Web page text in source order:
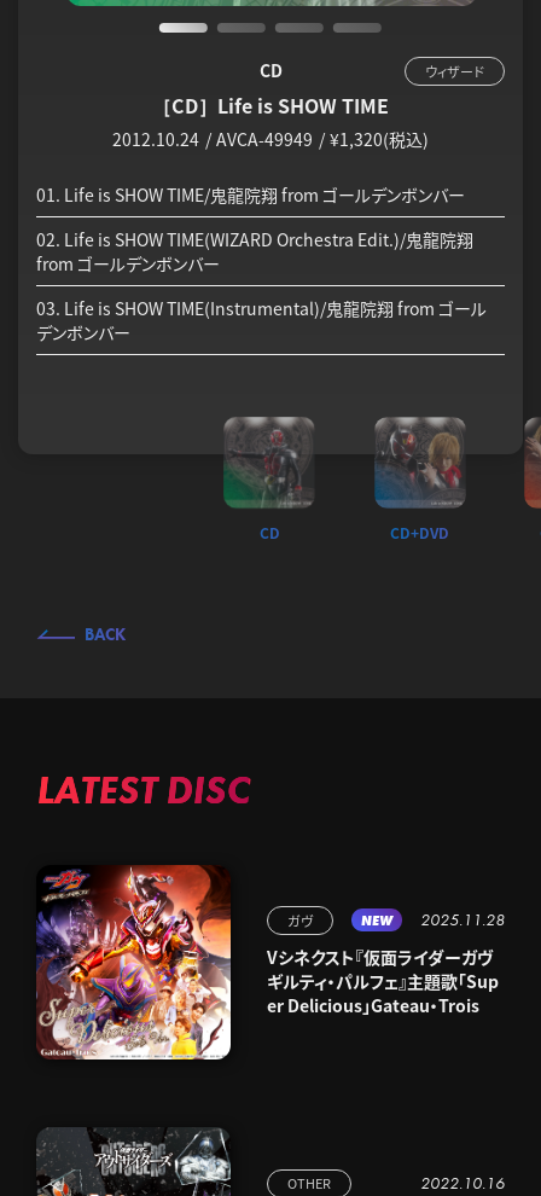
ウィザード
CD
［CD］Life is SHOW TIME
2012.10.24 AVCA-49949 ¥1,320(税込)
01. Life is SHOW TIME/鬼龍院翔 from ゴールデンボンバー
02. Life is SHOW TIME(WIZARD Orchestra Edit.)/鬼龍院翔
from ゴールデンボンバー
03. Life is SHOW TIME(Instrumental)/鬼龍院翔 from ゴール
デンボンバー
ウィザード
CD+DVD
［CD+DVD］Life is SHOW TIME
2012.10.24 AVCA-49948/B ¥1,980(税込)
01. Life is SHOW TIME/鬼龍院翔 from ゴールデンボンバー
02. Life is SHOW TIME(WIZARD Orchestra Edit.)/鬼龍院翔
from ゴールデンボンバー
03. Life is SHOW TIME(Instrumental)/鬼龍院翔 from ゴール
デンボンバー
ウィザード
CD+DVD
［CD+DVD］Life is SHOW TIME 初回盤 “戦”
2012.10.24 AVCA-49947/B ¥1,980(税込)
01. Life is SHOW TIME/鬼龍院翔 from ゴールデンボンバー
02. Life is SHOW TIME(WIZARD Orchestra Edit.)/鬼龍院翔
from ゴールデンボンバー
03. Life is SHOW TIME(Instrumental)/鬼龍院翔 from ゴール
デンボンバー
02. Life is SHOW TIME(Music Clip)/鬼龍院翔 from ゴールデ
ウィザード
CD+DVD
［CD+DVD］Life is SHOW TIME 初回盤 “鬼”
2012.10.24 AVCA-49946/B ¥1,980(税込)
01. Life is SHOW TIME/鬼龍院翔 from ゴールデンボンバー
02. Life is SHOW TIME(WIZARD Orchestra Edit.)/鬼龍院翔
from ゴールデンボンバー
03. Life is SHOW TIME(Instrumental)/鬼龍院翔 from ゴール
デンボンバー
02. Life is SHOW TIME(Music Clip)/鬼龍院翔 from ゴールデ
CD CD+DVD
BACK
LATEST DISC
NEW 2025.11.28
ガヴ
Vシネクスト『仮面ライダーガヴ
ギルティ・パルフェ』主題歌「Sup
er Delicious」Gateau・Trois
2022.10.16
OTHER